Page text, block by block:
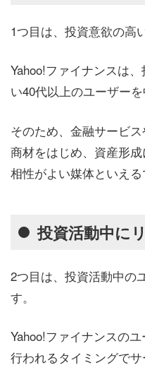
1つ目は、投資意欲の高
Yahoo!ファイナンスは
い40代以上のユーザー
そのため、金融サービ
商材をはじめ、資産形
相性がよい媒体といえる
投資活動中に
2つ目は、投資活動中の
す。
Yahoo!ファイナンスの
行われるタイミングでサ